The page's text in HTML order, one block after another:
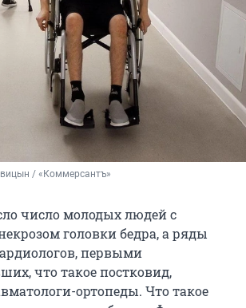
/ «Коммерсантъ»
число молодых людей с
головки бедра, а ряды
первыми
что такое постковид,
ортопеды. Что такое